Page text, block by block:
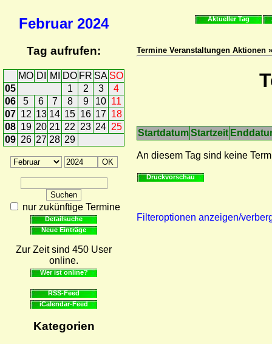
Februar 2024
Tag aufrufen:
MO DI MI DO FR SA SO
05
1 2 3
4
06
5 6 7 8 9 10 11
07 12 13 14 15 16 17 18
08 19 20 21 22 23 24 25
09 26 27 28 29
nur zukünftige Termine
Detailsuche
Neue Einträge
Zur Zeit sind 450 User
online.
Wer ist online?
RSS-Feed
iCalendar-Feed
Kategorien
Aktueller Tag
Termine Veranstaltungen Aktionen
StartdatumStartzeit
An diesem Tag sind keine
Druckvorschau
Filteroptionen anzeigen/